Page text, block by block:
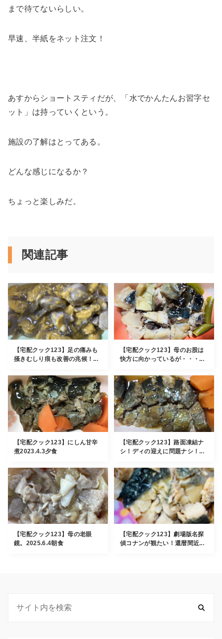
まで待てないらしい。
早速、半紙をネット注文！
あすからショートスティだが、「水でかんたんお習字セ
ット」は持っていくという。
施設の了解はとってある。
どんな感じになるか？
ちょっと楽しみだ。
関連記事
【宅配クック123】足の痛みも
掻きむしり痕も改善の兆候！...
【宅配クック123】母のお股は
快方に向かっているが・・・...
【宅配クック123】にしん甘辛
煮2023.4.3夕食
【宅配クック123】路面凍結ナ
シ！ディの迎えに問題ナシ！...
【宅配クック123】母の老眼
鏡。2025.6.4朝食
【宅配クック123】劇場版名探
偵コナンが観たい！還暦間近...